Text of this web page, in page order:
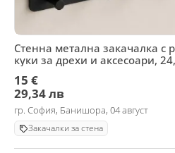
Стенна метална закачалка с
куки за дрехи и аксесоари,
15 €
29,34 лв
гр. София, Банишора, 04 август
Закачалки за стена